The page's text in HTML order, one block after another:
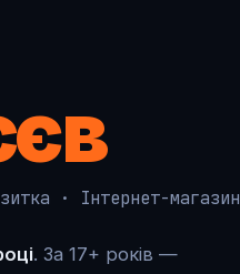
· Інтернет-магазин
. За 17+ років —